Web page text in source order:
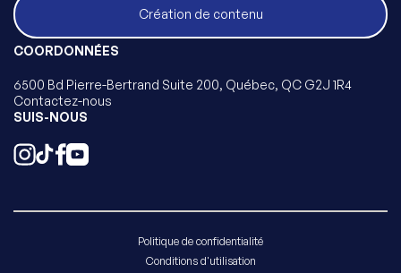
Création de contenu
COORDONNÉES
6500 Bd Pierre-Bertrand Suite 200, Québec, QC G2J 1R4
Contactez-nous
SUIS-NOUS
Politique de confidentialité
Conditions d'utilisation